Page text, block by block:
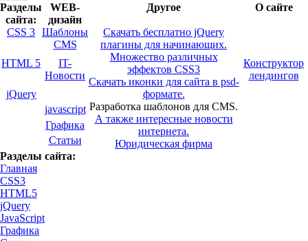
Разделы
сайта:
WEB-
дизайн
Другое О сайте
CSS 3 Шаблоны
CMS
Скачать бесплатно jQuery
плагины для начинающих.
Множество различных
эффектов CSS3
Скачать иконки для сайта в psd-
формате.
Разработка шаблонов для CMS.
А также интересные новости
интернета.
Юридическая фирма
HTML 5
IT-
Новости
Конструктор
лендингов
jQuery
javascript
Графика
Статьи
Разделы сайта:
Главная
CSS3
HTML5
jQuery
JavaScript
Графика